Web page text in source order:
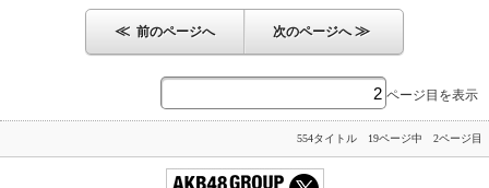
≪ 前のページへ 次のページへ≫
ページ目を表示
554タイトル 19ページ中 2ページ目